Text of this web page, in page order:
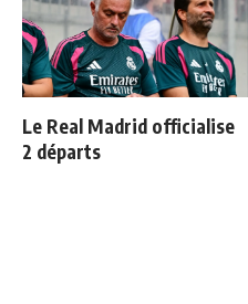
Le Real Madrid officialise
2 départs